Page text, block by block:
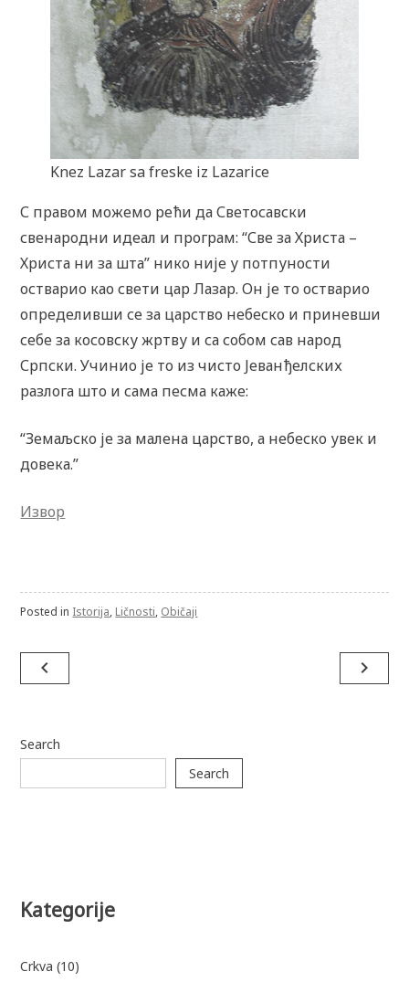
Knez Lazar sa freske iz Lazarice
С правом можемо рећи да Светосавски
свенародни идеал и програм: “Све за Христа –
Христа ни за шта” нико није у потпуности
остварио као свети цар Лазар. Он је то остварио
определивши се за царство небеско и приневши
себе за косовску жртву и са собом сав народ
Српски. Учинио је то из чисто Јеванђелских
разлога што и сама песма каже:
“Земаљско је за малена царство, а небеско увек и
довека.”
Извор
Posted in Istorija, Ličnosti, Običaji
Post
navigation
navigate_before navigate_next
Search
Search
Kategorije
Crkva (10)